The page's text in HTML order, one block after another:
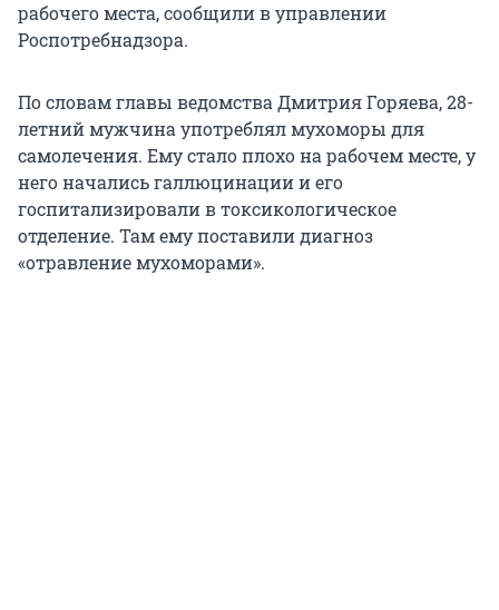
рабочего места, сообщили в управлении
Роспотребнадзора.
По словам главы ведомства Дмитрия Горяева, 28-
летний мужчина употреблял мухоморы для
самолечения. Ему стало плохо на рабочем месте, у
него начались галлюцинации и его
госпитализировали в токсикологическое
отделение. Там ему поставили диагноз
«отравление мухоморами».